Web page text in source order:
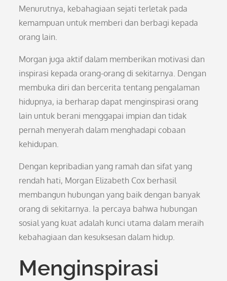
Menurutnya, kebahagiaan sejati terletak pada
kemampuan untuk memberi dan berbagi kepada
orang lain.
Morgan juga aktif dalam memberikan motivasi dan
inspirasi kepada orang-orang di sekitarnya. Dengan
membuka diri dan bercerita tentang pengalaman
hidupnya, ia berharap dapat menginspirasi orang
lain untuk berani menggapai impian dan tidak
pernah menyerah dalam menghadapi cobaan
kehidupan.
Dengan kepribadian yang ramah dan sifat yang
rendah hati, Morgan Elizabeth Cox berhasil
membangun hubungan yang baik dengan banyak
orang di sekitarnya. Ia percaya bahwa hubungan
sosial yang kuat adalah kunci utama dalam meraih
kebahagiaan dan kesuksesan dalam hidup.
Menginspirasi